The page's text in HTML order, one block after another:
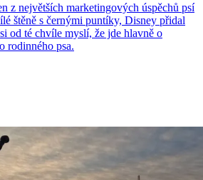
z největších marketingových úspěchů psí
štěně s černými puntíky, Disney přidal
od té chvíle myslí, že jde hlavně o
rodinného psa.